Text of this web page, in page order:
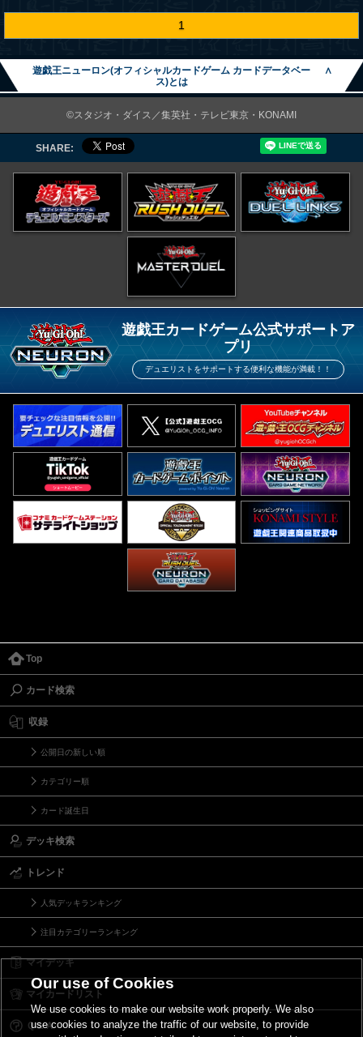
1
遊戯王ニューロン(オフィシャルカードゲーム カードデータベー
ス)とは
∧
©スタジオ・ダイス／集英社・テレビ東京・KONAMI
SHARE:
遊戯王カードゲーム公式サポートア
プリ
デュエリストをサポートする便利な機能が満載！！
Top
カード検索
収録
公開日の新しい順
カテゴリー順
カード誕生日
デッキ検索
トレンド
人気デッキランキング
注目カテゴリーランキング
マイデッキ
マイカードリスト
Ｑ＆Ａ
Our use of Cookies
We use cookies to make our website work properly. We also
use cookies to analyze the traffic of our website, to provide